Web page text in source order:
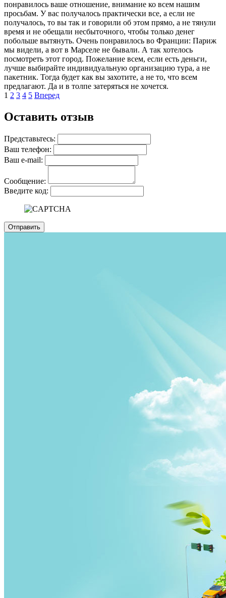
понравилось ваше отношение, внимание ко всем нашим
просьбам. У вас получалось практически все, а если не
получалось, то вы так и говорили об этом прямо, а не тянули
время и не обещали несбыточного, чтобы только денег
побольше вытянуть. Очень понравилось во Франции: Париж
мы видели, а вот в Марселе не бывали. А так хотелось
посмотреть этот город. Пожелание всем, если есть деньги,
лучше выбирайте индивидуальную организацию тура, а не
пакетник. Тогда будет как вы захотите, а не то, что всем
предлагают. Да и в толпе затеряться не хочется.
1 2 3 4 5 Вперед
Оставить отзыв
Представьтесь:
Ваш телефон:
Ваш е-mail:
Сообщение:
Введите код: